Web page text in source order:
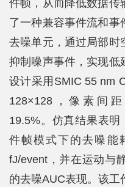
件帧，从而降低数据传
了一种兼容事件流和事
去噪单元，通过局部时
抑制噪声事件，实现低
设计采用SMIC 55 nm
128×128，像素间
19.5%。仿真结果表
件帧模式下的去噪能
fJ/event，并在运动与
的去噪AUC表现。该工